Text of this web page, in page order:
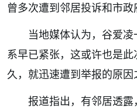
曾多次遭到邻居投诉和市政
当地媒体认为，谷爱
系早已紧张，这或许也是
久，就迅速遭到举报的原因
报道指出，有邻居透